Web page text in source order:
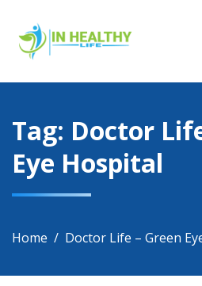
content
In Healthy Life
In Healthy Life, Healthy Life,
Doctor Listing
Tag: Doctor
Eye Hospital
Home Doctor Life – Green